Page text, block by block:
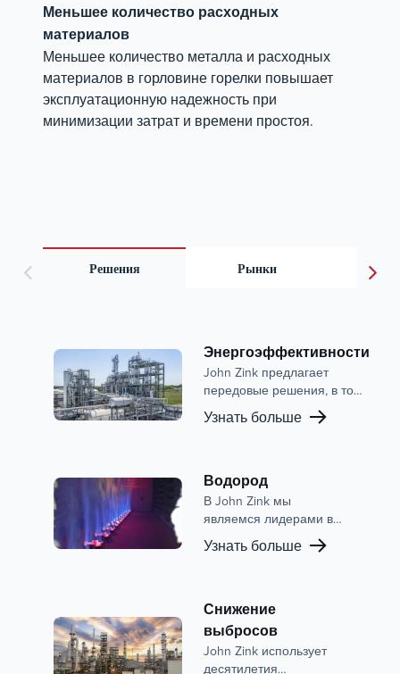
Меньшее количество расходных
материалов
Меньшее количество металла и расходных
материалов в горловине горелки повышает
эксплуатационную надежность при
минимизации затрат и времени простоя.
Решения Рынки
Энергоэффективности
John Zink предлагает
передовые решения, в том
числе передовые горелки и
системы рекуперации
оптимизировать
энергоэффективность во
многих отраслях
сокращая при этом
Узнать больше
Водород
В John Zink мы
являемся лидерами в
области технологий
сгорания водорода,
разработанных для
удовлетворения
потребностей
современного
Узнать больше
Снижение
выбросов
John Zink использует
десятилетия